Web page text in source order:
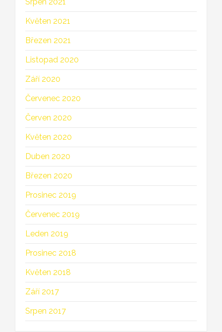
Květen 2021
Březen 2021
Listopad 2020
Září 2020
Červenec 2020
Červen 2020
Květen 2020
Duben 2020
Březen 2020
Prosinec 2019
Červenec 2019
Leden 2019
Prosinec 2018
Květen 2018
Září 2017
Srpen 2017